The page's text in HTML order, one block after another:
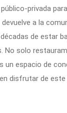
privada
a la
de estar
No solo
un espacio de
disfrutar de este